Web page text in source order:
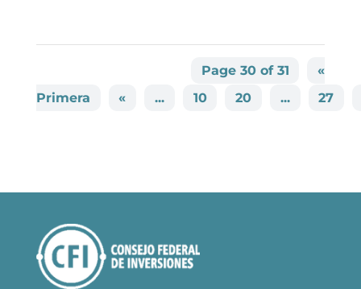
Page 30 of 31
«
Primera
« ... 10 20 ... 27